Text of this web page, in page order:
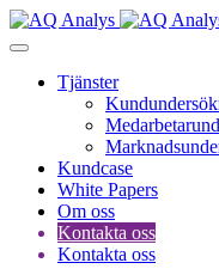
Tjänster
Kundcase
White Papers
Om oss
Kontakta oss
Kontakta oss